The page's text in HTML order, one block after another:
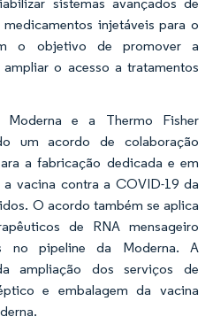
injetáveis para o
o objetivo de promover a
o acesso a tratamentos
e a Thermo Fisher
um acordo de colaboração
a fabricação dedicada e em
a vacina contra a COVID-19 da
O acordo também se aplica
de RNA mensageiro
no pipeline da Moderna. A
ampliação dos serviços de
e embalagem da vacina